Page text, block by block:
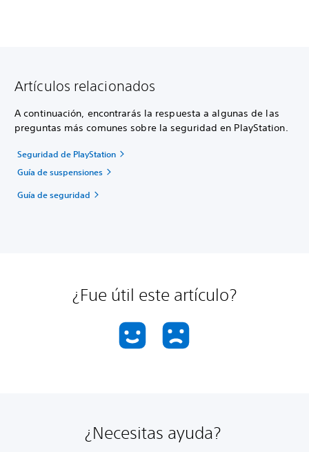
Artículos relacionados
A continuación, encontrarás la respuesta a algunas de las
preguntas más comunes sobre la seguridad en PlayStation.
Seguridad de PlayStation
Guía de suspensiones
Guía de seguridad
¿Fue útil este artículo?
¿Necesitas ayuda?